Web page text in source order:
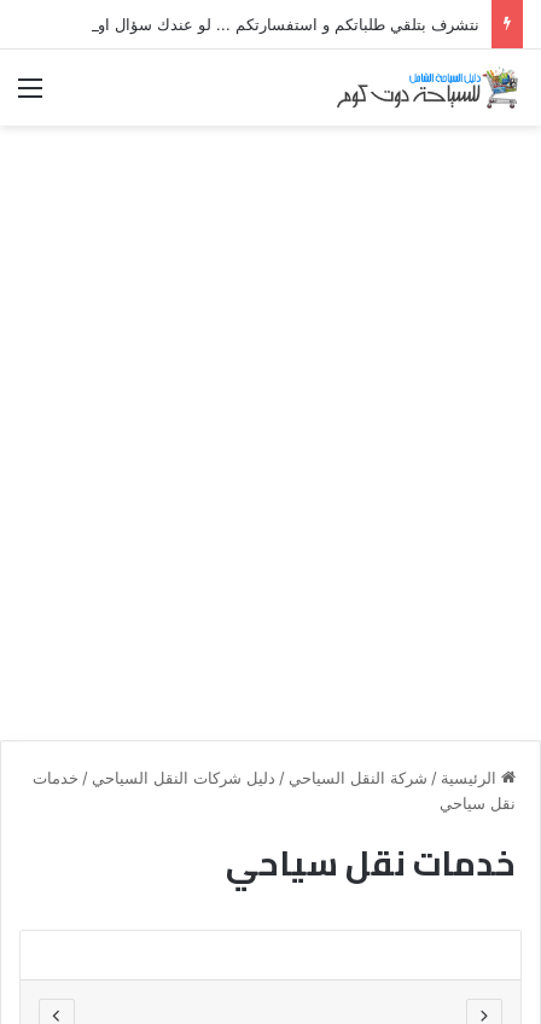
الرئيسية / شركة النقل السياحي / دليل شركات النقل السياحي / خدمات
نقل سياحي
خدمات نقل سياحي